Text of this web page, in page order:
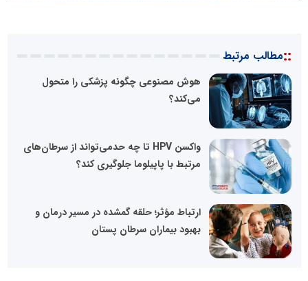
::مطالب مرتبط
هوش مصنوعی چگونه پزشکی را متحول
می‌کند؟
واکسن HPV تا چه حدمی‌تواند از سرطان‌های
مرتبط با پاپیلوما جلوگیری کند؟
ارتباط مؤثر؛ حلقه گمشده در مسیر درمان و
بهبود بیماران سرطان پستان